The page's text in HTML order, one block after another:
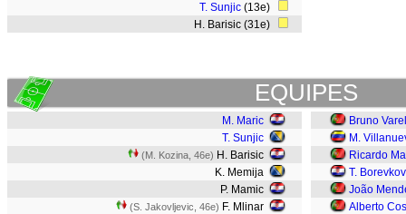
T. Sunjic (13e)
H. Barisic (31e)
EQUIPES
M. Maric
T. Sunjic
(M. Kozina, 46e) H. Barisic
K. Memija
P. Mamic
(S. Jakovljevic, 46e) F. Mlinar
Bruno
M.
Ricardo
T.
João
Alberto